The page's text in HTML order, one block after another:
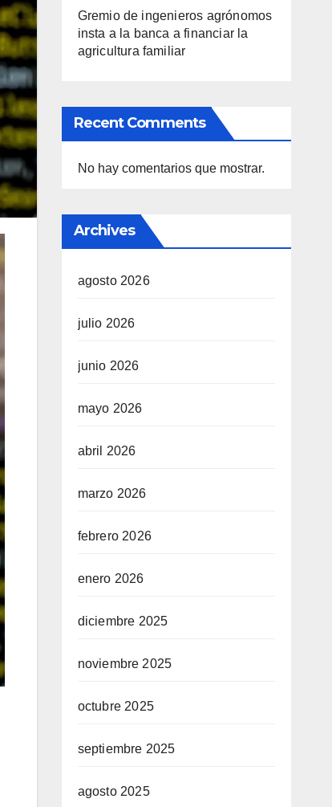
Gremio de ingenieros agrónomos
insta a la banca a financiar la
agricultura familiar
Recent Comments
No hay comentarios que mostrar.
Archives
agosto 2026
julio 2026
junio 2026
mayo 2026
abril 2026
marzo 2026
febrero 2026
enero 2026
diciembre 2025
noviembre 2025
octubre 2025
septiembre 2025
agosto 2025